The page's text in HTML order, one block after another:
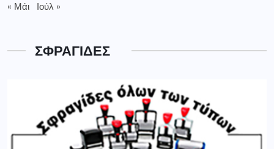
« Μάι Ιούλ »
ΣΦΡΑΓΙΔΕΣ